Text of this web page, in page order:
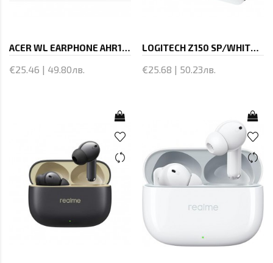
ACER WL EARPHONE AHR162
€25.46 | 49.80лв.
LOGITECH Z150 SP/WHITE 2.0 6W
€25.68 | 50.23лв.